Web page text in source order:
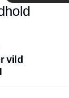
Annonce
vild